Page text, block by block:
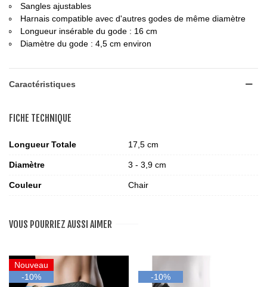
Sangles ajustables
Harnais compatible avec d'autres godes de même diamètre
Longueur insérable du gode : 16 cm
Diamètre du gode : 4,5 cm environ
Caractéristiques
FICHE TECHNIQUE
Longueur Totale 17,5 cm
Diamètre 3 - 3,9 cm
Couleur Chair
VOUS POURRIEZ AUSSI AIMER
Nouveau
-10%
-10%